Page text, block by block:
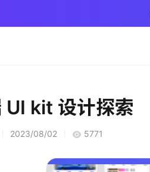
UI kit 设计探索
2023/08/02 5771